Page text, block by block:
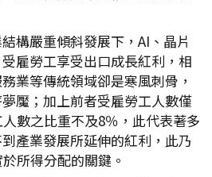
構嚴重傾斜發展下，AI、晶片
雇勞工享受出口成長紅利，相
業等傳統領域卻是寒風刺骨，
魘；加上前者受雇勞工人數僅
數之比重不及8％，此代表著多
產業發展所延伸的紅利，此乃
所得分配的關鍵。